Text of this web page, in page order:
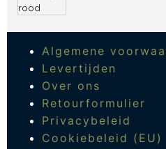
Algemene
Levertijden
Over ons
Retourformulier
Privacybeleid
Cookiebeleid (EU)